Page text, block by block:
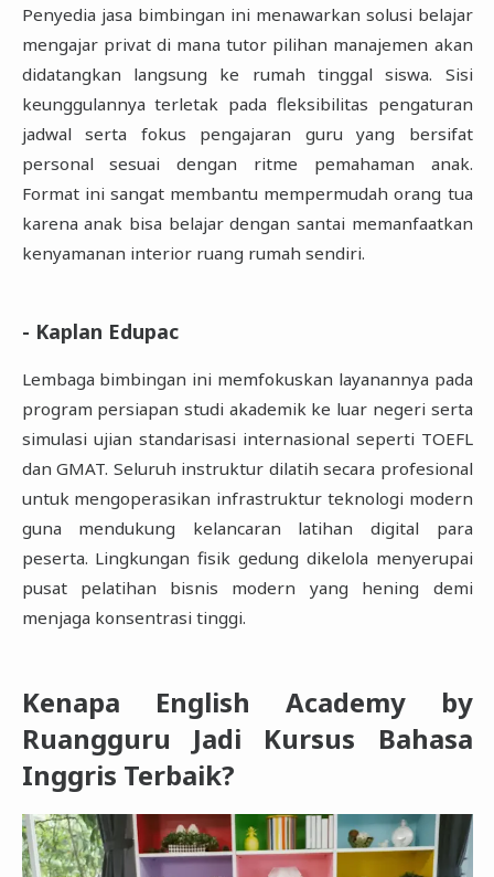
Penyedia jasa bimbingan ini menawarkan solusi belajar
mengajar privat di mana tutor pilihan manajemen akan
didatangkan langsung ke rumah tinggal siswa. Sisi
keunggulannya terletak pada fleksibilitas pengaturan
jadwal serta fokus pengajaran guru yang bersifat
personal sesuai dengan ritme pemahaman anak.
Format ini sangat membantu mempermudah orang tua
karena anak bisa belajar dengan santai memanfaatkan
kenyamanan interior ruang rumah sendiri.
- Kaplan Edupac
Lembaga bimbingan ini memfokuskan layanannya pada
program persiapan studi akademik ke luar negeri serta
simulasi ujian standarisasi internasional seperti TOEFL
dan GMAT. Seluruh instruktur dilatih secara profesional
untuk mengoperasikan infrastruktur teknologi modern
guna mendukung kelancaran latihan digital para
peserta. Lingkungan fisik gedung dikelola menyerupai
pusat pelatihan bisnis modern yang hening demi
menjaga konsentrasi tinggi.
Kenapa English Academy by
Ruangguru Jadi Kursus Bahasa
Inggris Terbaik?